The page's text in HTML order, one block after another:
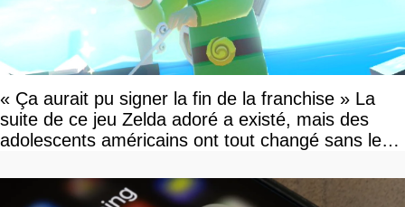
« Ça aurait pu signer la fin de la franchise » La
suite de ce jeu Zelda adoré a existé, mais des
adolescents américains ont tout changé sans le